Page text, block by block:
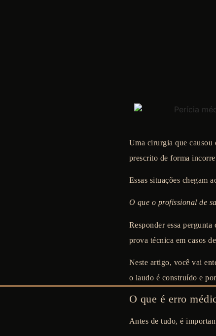
Uma cirurgia que causou
prescrito de forma
Essas situações chegam
O que o profissional de
Responder essa
prova técnica em casos
Neste artigo, você vai
o laudo é construído e
O que é erro
Antes de tudo, é